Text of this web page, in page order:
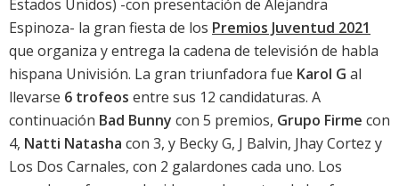
Estados Unidos) -con presentación de Alejandra
Espinoza- la gran fiesta de los Premios Juventud 2021
que organiza y entrega la cadena de televisión de habla
hispana Univisión. La gran triunfadora fue Karol G al
llevarse 6 trofeos entre sus 12 candidaturas. A
continuación Bad Bunny con 5 premios, Grupo Firme con
4, Natti Natasha con 3, y Becky G, J Balvin, Jhay Cortez y
Los Dos Carnales, con 2 galardones cada uno. Los